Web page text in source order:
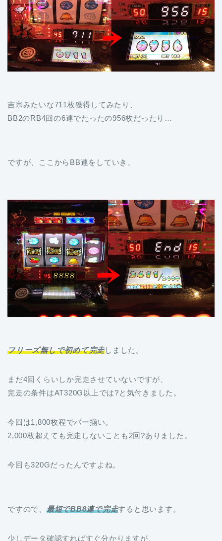
吉宗みたいな711枚獲得してみたり、
BB2のRB4回の6連でたったの956枚だったり…
ですが、ここからBB連をしていき、
フリーズ無しで初めて完走しました。
まだ4回くらいしか完走させていないですが、
完走の条件はAT320G以上では?と気付きました。
今回は1,800枚程でバー揃い。
2,000枚超えても完走しないことも2回?ありました。
今回も320Gだったんですよね。
ですので、 最短でBB8連で完走すると思います。
少しデータ確認すればすぐ分かりますが、